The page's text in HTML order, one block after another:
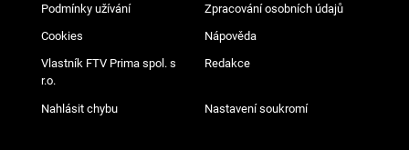
Podmínky užívání Zpracování osobních údajů
Cookies Nápověda
Vlastník FTV Prima spol. s
r.o.
Redakce
Nahlásit chybu Nastavení soukromí